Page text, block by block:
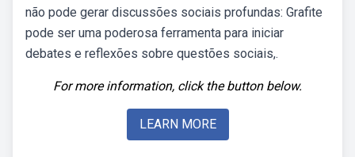
não pode gerar discussões sociais profundas: Grafite
pode ser uma poderosa ferramenta para iniciar
debates e reflexões sobre questões sociais,.
For more information, click the button below.
LEARN MORE